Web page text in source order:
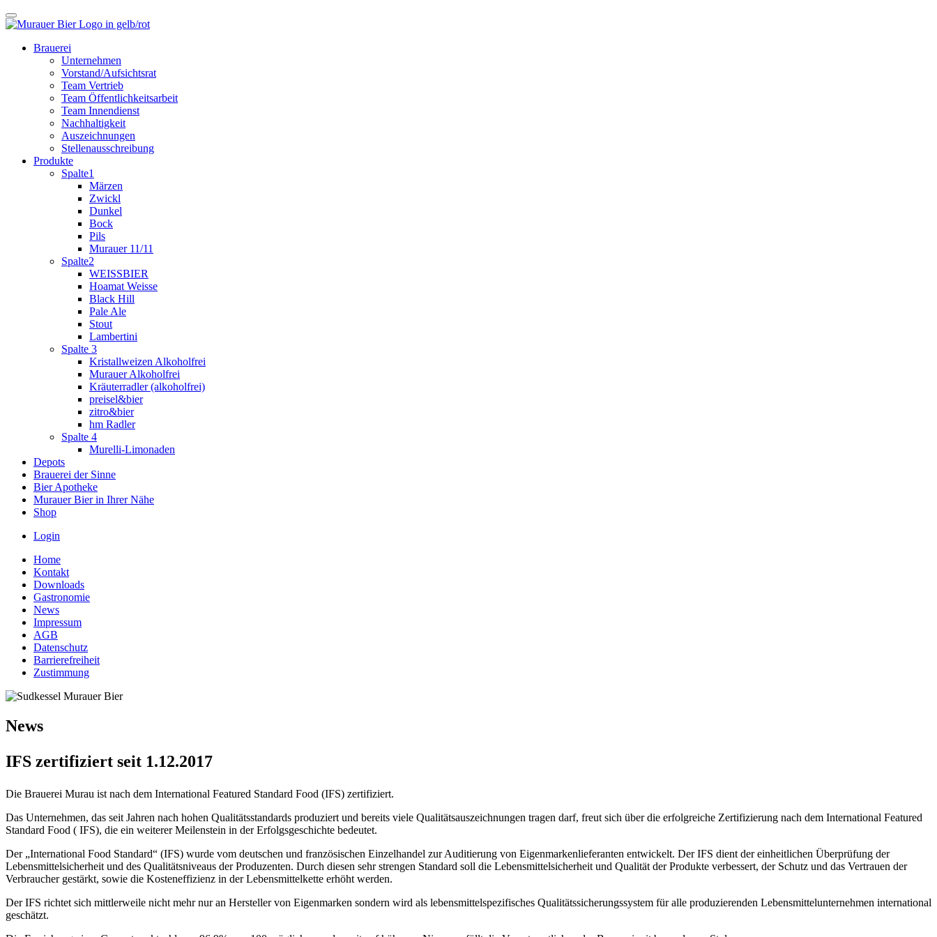
Brauerei
Unternehmen
Vorstand/Aufsichtsrat
Team Vertrieb
Team Öffentlichkeitsarbeit
Team Innendienst
Nachhaltigkeit
Auszeichnungen
Stellenausschreibung
Produkte
Spalte1
Märzen
Zwickl
Dunkel
Bock
Pils
Murauer 11/11
Spalte2
WEISSBIER
Hoamat Weisse
Black Hill
Pale Ale
Stout
Lambertini
Spalte 3
Kristallweizen Alkoholfrei
Murauer Alkoholfrei
Kräuterradler (alkoholfrei)
preisel&bier
zitro&bier
hm Radler
Spalte 4
Murelli-Limonaden
Depots
Brauerei der Sinne
Bier Apotheke
Murauer Bier in Ihrer Nähe
Shop
Login
Home
Kontakt
Downloads
Gastronomie
News
Impressum
AGB
Datenschutz
Barrierefreiheit
Zustimmung
News
IFS zertifiziert seit 1.12.2017
Die Brauerei Murau ist nach dem International Featured Standard Food (IFS) zertifiziert.
Das Unternehmen, das seit Jahren nach hohen Qualitätsstandards produziert und bereits viele Qualitätsauszeichnungen tragen darf, freut sich über die erfolgreiche Zertifizierung nach dem International Featured
Standard Food ( IFS), die ein weiterer Meilenstein in der Erfolgsgeschichte bedeutet.
Der „International Food Standard“ (IFS) wurde vom deutschen und französischen Einzelhandel zur Auditierung von Eigenmarkenlieferanten entwickelt. Der IFS dient der einheitlichen Überprüfung der
Lebensmittelsicherheit und des Qualitätsniveaus der Produzenten. Durch diesen sehr strengen Standard soll die Lebensmittelsicherheit und Qualität der Produkte verbessert, der Schutz und das Vertrauen der
Verbraucher gestärkt, sowie die Kosteneffizienz in der Lebensmittelkette erhöht werden.
Der IFS richtet sich mittlerweile nicht mehr nur an Hersteller von Eigenmarken sondern wird als lebensmittelspezifisches Qualitätssicherungssystem für alle produzierenden Lebensmittelunternehmen international
geschätzt.